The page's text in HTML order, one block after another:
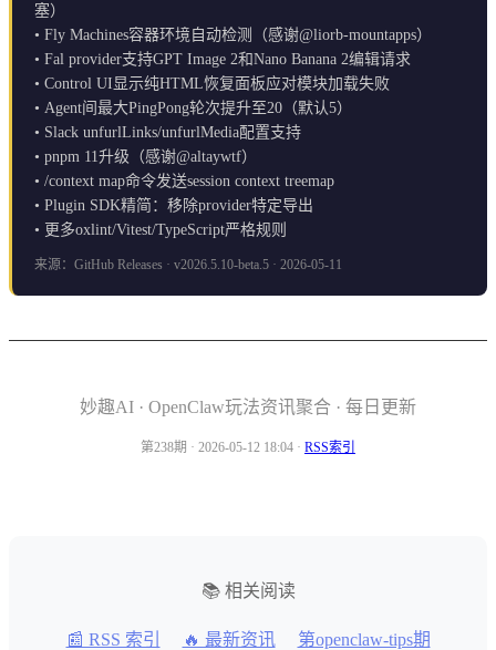
塞）
• Fly Machines容器环境自动检测（感谢@liorb-mountapps）
• Fal provider支持GPT Image 2和Nano Banana 2编辑请求
• Control UI显示纯HTML恢复面板应对模块加载失败
• Agent间最大PingPong轮次提升至20（默认5）
• Slack unfurlLinks/unfurlMedia配置支持
• pnpm 11升级（感谢@altaywtf）
• /context map命令发送session context treemap
• Plugin SDK精简：移除provider特定导出
• 更多oxlint/Vitest/TypeScript严格规则
来源：GitHub Releases · v2026.5.10-beta.5 · 2026-05-11
妙趣AI · OpenClaw玩法资讯聚合 · 每日更新
第238期 · 2026-05-12 18:04 · RSS索引
📚 相关阅读
📰 RSS 索引 🔥 最新资讯
第openclaw-tips期